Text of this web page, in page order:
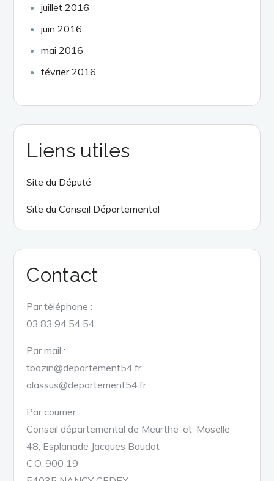
juillet 2016
juin 2016
mai 2016
février 2016
Liens utiles
Site du Député
Site du Conseil Départemental
Contact
Par téléphone :
03.83.94.54.54
Par mail :
tbazin@departement54.fr
alassus@departement54.fr
Par courrier :
Conseil départemental de Meurthe-et-Moselle
48, Esplanade Jacques Baudot
C.O. 900 19